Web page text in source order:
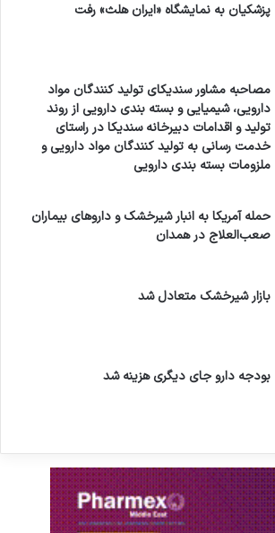
پزشکیان به نمایشگاه «ایران هلث» رفت
مصاحبه مشاور سندیکای تولید کنندگان مواد
دارویی، شیمیایی و بسته بندی دارویی از روند
تولید و اقدامات دبیرخانه سندیکا در راستای
خدمت رسانی به تولید کنندگان مواد دارویی و
ملزومات بسته بندی دارویی
حمله آمریکا به انبار شیرخشک و داروهای بیماران
صعب‌العلاج در همدان
بازار شیرخشک متعادل شد
بودجه دارو جای دیگری هزینه شد